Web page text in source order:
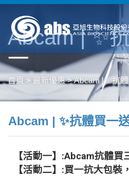
Abcam | ✨
一
首頁 > 最新優惠>Abcam | ✨抗
Abcam | ✨抗體買一
【活動一】:Abcam抗體買
【活動二】:買一抗大包裝